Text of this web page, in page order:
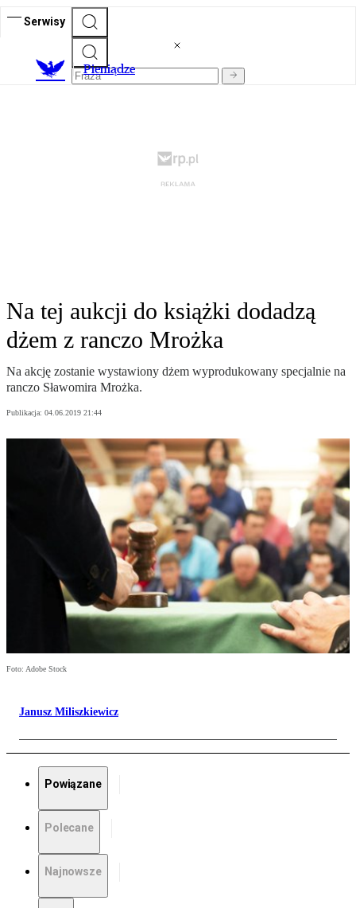
Serwisy
Pieniądze
Na tej aukcji do książki dodadzą
dżem z ranczo Mrożka
Na akcję zostanie wystawiony dżem wyprodukowany specjalnie na
ranczo Sławomira Mrożka.
Publikacja: 04.06.2019 21:44
Foto: Adobe Stock
Janusz Miliszkiewicz
Powiązane
Polecane
Najnowsze